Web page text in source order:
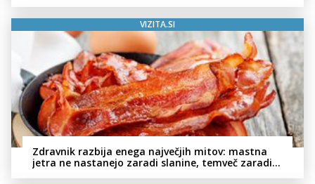
VIZITA.SI
Zdravnik razbija enega največjih mitov: mastna
jetra ne nastanejo zaradi slanine, temveč zaradi